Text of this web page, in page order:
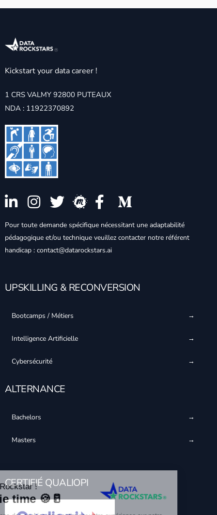
Kickstart your data career !
1 CRS VALMY 92800 PUTEAUX
NDA : 11922370892
Pour toute demande spécifique nécessitant une adaptabilité
pédagogique et/ou technique veuillez contacter notre référent
handicap : contact@datarockstars.ai
UPSKILLING & RECONVERSION
Bootcamps / Métiers
Intelligence Artificielle
Cybersécurité
ALTERNANCE
Bachelors
Masters
CERTIFIÉ QUALIOPI